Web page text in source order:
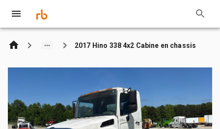
2017 Hino 338 4x2 Cabine en chassis